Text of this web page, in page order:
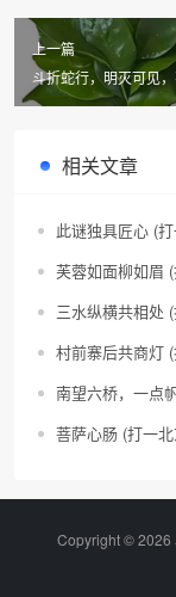
上一篇
斗折蛇行，明灭可见
(香港地名)
相关文章
此谜独具匠心 (
芙蓉如面柳如眉
三水纵横共相处
村前寨后共商灯
南望六桥，一点
菩萨心肠 (打一
Copyright © 2026